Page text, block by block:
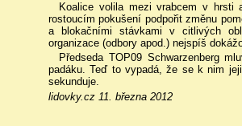
Koalice volila mezi vrabcem v
rostoucím pokušení podpořit změnu
a blokačními stávkami v citlivých
organizace (odbory apod.) nejspíš
Předseda TOP09 Schwarzenberg
padáku. Teď to vypadá, že se k nim
sekunduje.
lidovky.cz 11. března 2012